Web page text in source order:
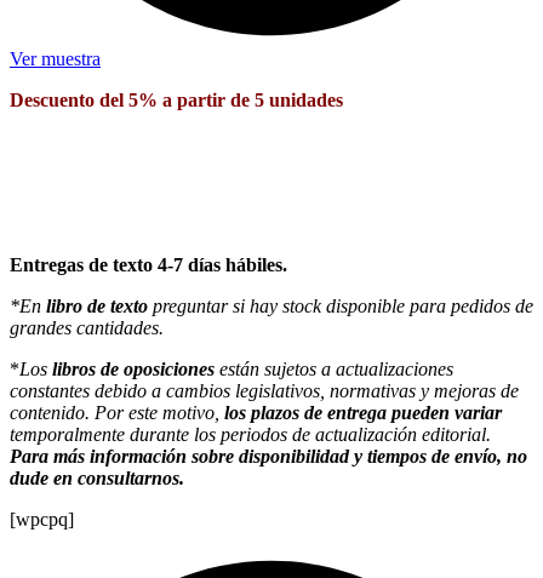
Ver muestra
Descuento del 5% a partir de 5 unidades
Entregas de texto 4-7 días hábiles.
*En libro de texto preguntar si hay stock disponible para pedidos de
grandes cantidades.
*Los libros de oposiciones están sujetos a actualizaciones
constantes debido a cambios legislativos, normativas y mejoras de
contenido. Por este motivo, los plazos de entrega pueden variar
temporalmente durante los periodos de actualización editorial.
Para más información sobre disponibilidad y tiempos de envío, no
dude en consultarnos.
[wpcpq]